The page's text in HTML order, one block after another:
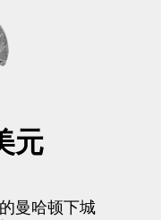
元
曼哈顿下城